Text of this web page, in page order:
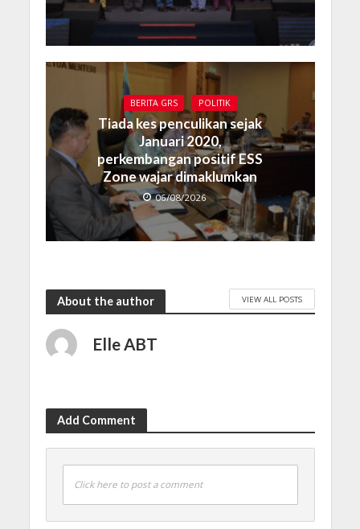
BERITA GRS POLITIK
Tiada kes penculikan sejak
Januari 2020,
perkembangan positif ESS
Zone wajar dimaklumkan
06/08/2026
About the author VIEW ALL POSTS
Elle ABT
Add Comment
Click here to post a comment